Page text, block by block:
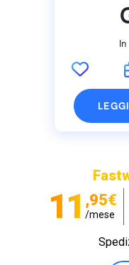
11 ,95€
/mese